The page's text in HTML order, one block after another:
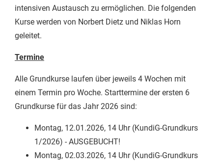
intensiven Austausch zu ermöglichen. Die folgenden
Kurse werden von Norbert Dietz und Niklas Horn
geleitet.
Termine
Alle Grundkurse laufen über jeweils 4 Wochen mit
einem Termin pro Woche. Starttermine der ersten 6
Grundkurse für das Jahr 2026 sind:
Montag, 12.01.2026, 14 Uhr (KundiG-Grundkurs
1/2026) - AUSGEBUCHT!
Montag, 02.03.2026, 14 Uhr (KundiG-Grundkurs